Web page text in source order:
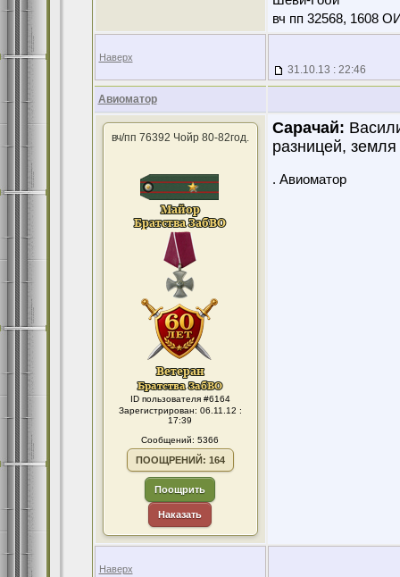
вч пп 32568, 1608
Наверх
31.10.13 : 22:46
Авиоматор
вч/пп 76392 Чойр 80-82год.
ID пользователя #6164
Зарегистрирован: 06.11.12 :
17:39
Сообщений: 5366
ПООЩРЕНИЙ: 164
Поощрить
Наказать
Сарачай:
разницей,
. Авиоматор
Наверх